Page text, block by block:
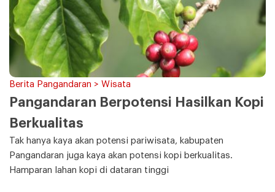
Berita Pangandaran > Wisata
Pangandaran Berpotensi Hasilkan Kopi
Berkualitas
Tak hanya kaya akan potensi pariwisata, kabupaten
Pangandaran juga kaya akan potensi kopi berkualitas.
Hamparan lahan kopi di dataran tinggi